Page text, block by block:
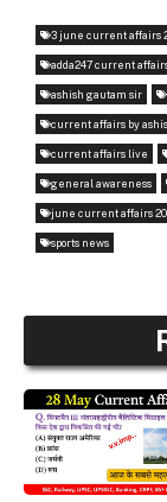
3 june current affairs
adda247 current
ashish gautam sir
current affairs by
current affairs live
general awareness
june current affairs
sports news